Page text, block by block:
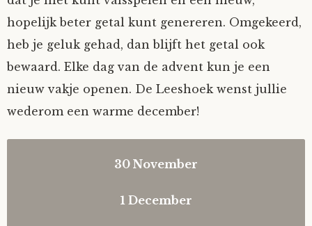
Faith
Fioontje
Henricus
hopelijk beter getal kunt genereren. Omgekeerd,
heb je geluk gehad, dan blijft het getal ook
bewaard. Elke dag van de advent kun je een
nieuw vakje openen. De Leeshoek wenst jullie
wederom een warme december!
30 November
Heropen deze modal
1 December
Heropen deze modal